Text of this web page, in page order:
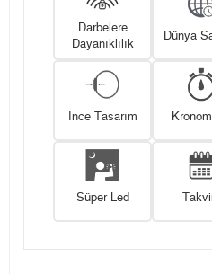
Darbelere
Dayanıklılık
Dünya
İnce Tasarım
Süper Led